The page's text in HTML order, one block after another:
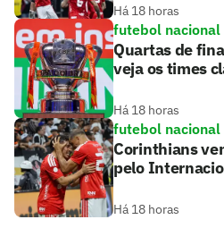
Há 18 horas
futebol nacional
Quartas de
veja os times
Há 18 horas
futebol nacional
Corinthians
pelo
Há 18 horas